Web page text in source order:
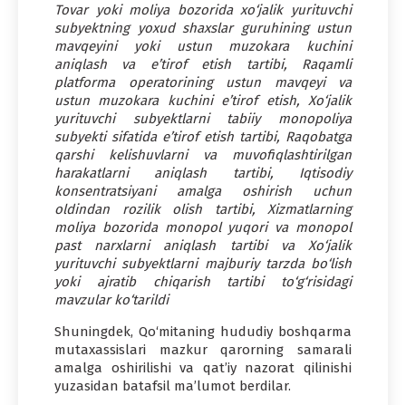
Tovar yoki moliya bozorida xo‘jalik yurituvchi
subyektning yoxud shaxslar guruhining ustun
mavqeyini yoki ustun muzokara kuchini
aniqlash va e’tirof etish tartibi, Raqamli
platforma operatorining ustun mavqeyi va
ustun muzokara kuchini e’tirof etish, Xo‘jalik
yurituvchi subyektlarni tabiiy monopoliya
subyekti sifatida e’tirof etish tartibi, Raqobatga
qarshi kelishuvlarni va muvofiqlashtirilgan
harakatlarni aniqlash tartibi, Iqtisodiy
konsentratsiyani amalga oshirish uchun
oldindan rozilik olish tartibi, Xizmatlarning
moliya bozorida monopol yuqori va monopol
past narxlarni aniqlash tartibi va Xo‘jalik
yurituvchi subyektlarni majburiy tarzda bo‘lish
yoki ajratib chiqarish tartibi to‘g‘risidagi
mavzular ko‘tarildi
Shuningdek, Qo‘mitaning hududiy boshqarma
mutaxassislari mazkur qarorning samarali
amalga oshirilishi va qat’iy nazorat qilinishi
yuzasidan batafsil ma’lumot berdilar.